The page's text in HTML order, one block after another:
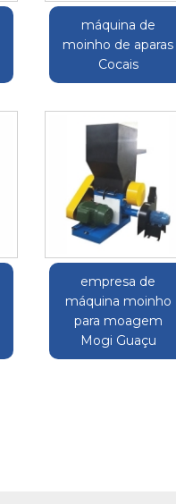
máquina de
moinho de aparas
Cocais
empresa de
máquina moinho
para moagem
Mogi Guaçu